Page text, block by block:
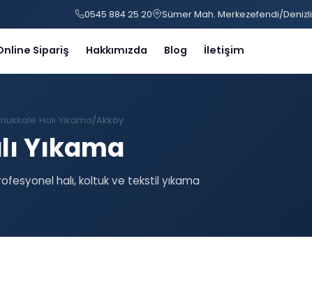
0545 884 25 20 Sümer Mah. Merkezefendi/Denizli
Sipariş Hakkımızda Blog İletişim
Halı Yıkama Akköy
Yıkama
halı, koltuk ve tekstil yıkama